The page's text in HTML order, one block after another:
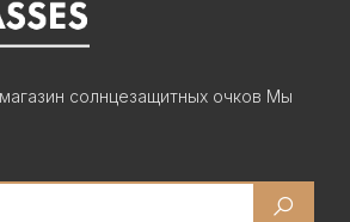
солнцезащитных очков Мы